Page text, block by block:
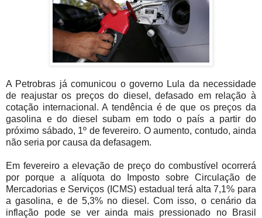
A Petrobras já comunicou o governo Lula da necessidade
de reajustar os preços do diesel, defasado em relação à
cotação internacional. A tendência é de que os preços da
gasolina e do diesel subam em todo o país a partir do
próximo sábado, 1º de fevereiro. O aumento, contudo, ainda
não seria por causa da defasagem.
Em fevereiro a elevação de preço do combustível ocorrerá
por porque a alíquota do Imposto sobre Circulação de
Mercadorias e Serviços (ICMS) estadual terá alta 7,1% para
a gasolina, e de 5,3% no diesel. Com isso, o cenário da
inflação pode se ver ainda mais pressionado no Brasil